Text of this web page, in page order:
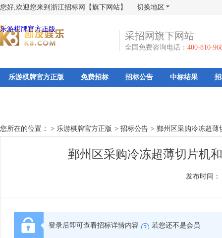
您好,欢迎您来到浙江招标网【旗下网站】 切换地区
乐游棋牌官方正版
采招网旗下网站
全国免费咨询电话： 400-810-
乐游棋牌官方正版 免费招标 招标公告 中标结果
您所在的位置： > 乐游棋牌官方正版 > 招标公告 > 鄞州区采购冷冻超薄
鄞州区采购冷冻超薄切片机
发布时间：
登录后即可查看招标详情内容 若您还不是会员